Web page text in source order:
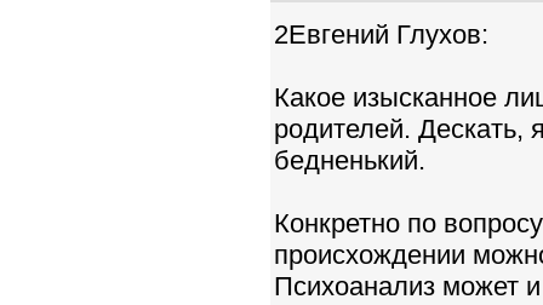
2Евгений Глухов:
Какое изысканное
родителей. Дескать,
бедненький.
Конкретно по
происхождении
Психоанализ может